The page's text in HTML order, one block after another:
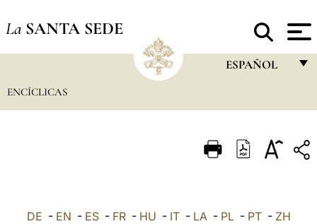
La SANTA SEDE
ESPAÑOL
ITALIANO
ENCÍCLICAS
DE - EN - ES- FR- HU - IT- LA- PL- PT- ZH